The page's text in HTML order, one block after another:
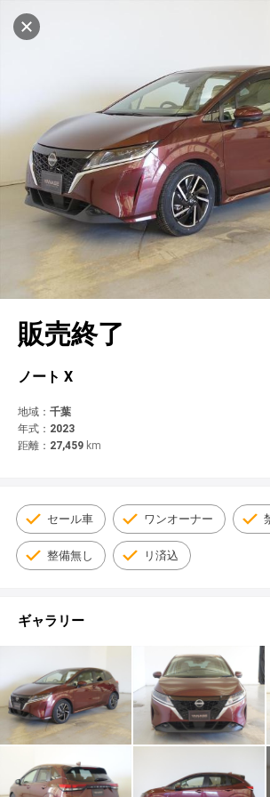
販売店検索
エリア別最新ニュース
品質と保証
ローン・リース
自動車保険
カタログ情報
ログイン
マイアカウント
マイリスト
保存した検索条件
問合せ履歴
アカウントの確認・編集
アフターサービス
アフターサービス
車検／定期点検
コーティング
タイヤ交換
ボディ修理
企業情報
企業概要
業績決算情報
プレスリリース
ヤナセの歴史
リンク
メルセデス・ベンツ認定中古車
BMW認定中古車
フォルクスワーゲン認定中古車
新車情報
プライバシーポリシー
利用規約
金融商品の勧誘方針
販売終了
ノート X
地域： 千葉
年式： 2023
距離： 27,459 km
セール車 ワンオーナー
整備無し リ済込
ギャラリー
電話で問い合わせ
キャンセル
ヤナセ ブランドスクエア浦安
販売店情報
地図を見る
在庫一覧